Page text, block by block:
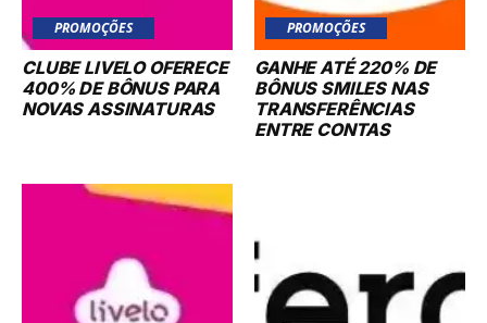
PROMOÇÕES
CLUBE LIVELO OFERECE
400% DE BÔNUS PARA
NOVAS ASSINATURAS
PROMOÇÕES
GANHE ATÉ 220% DE
BÔNUS SMILES NAS
TRANSFERÊNCIAS
ENTRE CONTAS